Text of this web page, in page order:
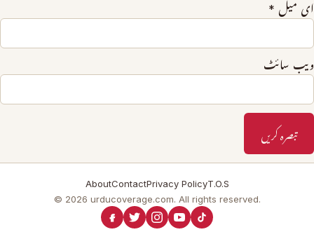
ای میل *
ویب‌ سائٹ
AboutContactPrivacy PolicyT.O.S
© 2026 urducoverage.com. All rights reserved.